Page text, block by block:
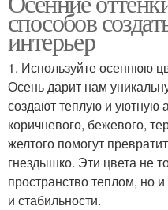
декора
Ароматы для осеннего
декора
Текстуры для осеннего
декора
способов
интерьер
1. Используйте осеннюю
Осень дарит нам
создают теплую и уютную
коричневого, бежевого,
желтого помогут
гнездышко. Эти цвета не
пространство теплом, но
и стабильности.